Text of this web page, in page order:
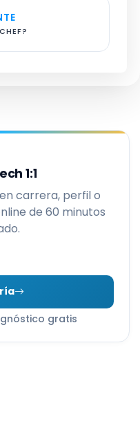
1:1
carrera, perfil o
de 60 minutos
gratis